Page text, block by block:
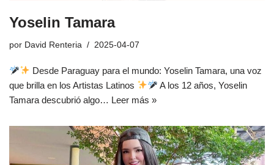
Yoselin Tamara
por David Renteria 2025-04-07
Desde Paraguay para el mundo: Yoselin Tamara, una voz
que brilla en los Artistas Latinos
A los 12 años, Yoselin
Tamara descubrió algo… Leer más »